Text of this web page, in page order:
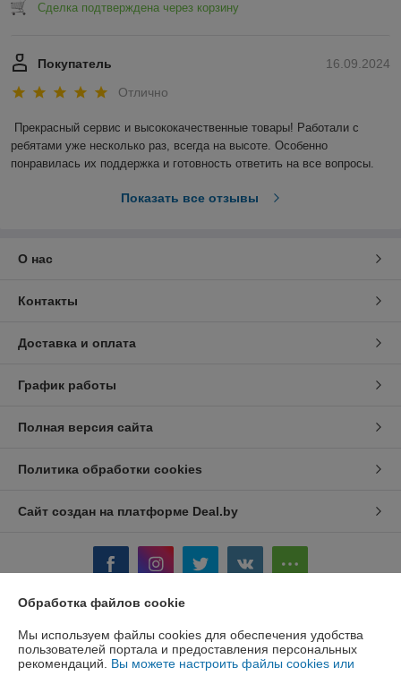
Сделка подтверждена через корзину
16.09.2024
Покупатель
Отлично
Прекрасный сервис и высококачественные товары! Работали с
ребятами уже несколько раз, всегда на высоте. Особенно
понравилась их поддержка и готовность ответить на все вопросы.
Показать все отзывы
О нас
Контакты
Доставка и оплата
График работы
Полная версия сайта
Политика обработки cookies
Сайт создан на платформе Deal.by
Информация для покупателя
Юридическое лицо: ООО ПромТехРешение
Минск проезд. Масюковщина, д.4 ком.506
Обработка файлов cookie
Мы используем файлы cookies для обеспечения удобства
пользователей портала и предоставления персональных
рекомендаций. Вы можете настроить файлы cookies или